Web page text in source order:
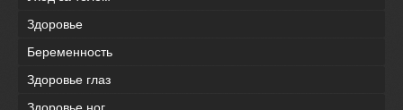
Здоровье
Беременность
Здоровье глаз
Здоровье ног